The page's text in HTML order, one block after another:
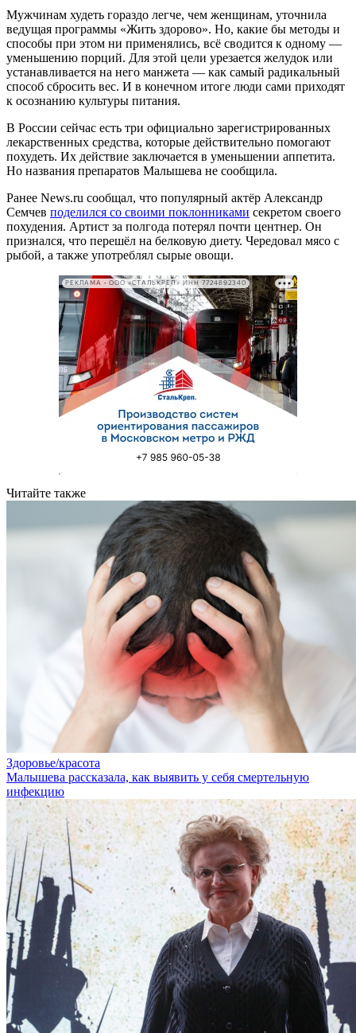
Мужчинам худеть гораздо легче, чем женщинам, уточнила
ведущая программы «Жить здорово». Но, какие бы методы и
способы при этом ни применялись, всё сводится к одному —
уменьшению порций. Для этой цели урезается желудок или
устанавливается на него манжета — как самый радикальный
способ сбросить вес. И в конечном итоге люди сами приходят
к осознанию культуры питания.
В России сейчас есть три официально зарегистрированных
лекарственных средства, которые действительно помогают
похудеть. Их действие заключается в уменьшении аппетита.
Но названия препаратов Малышева не сообщила.
Ранее News.ru сообщал, что популярный актёр Александр
Семчев поделился со своими поклонниками секретом своего
похудения. Артист за полгода потерял почти центнер. Он
признался, что перешёл на белковую диету. Чередовал мясо с
рыбой, а также употреблял сырые овощи.
РЕКЛАМА • ООО «СТАЛЬКРЕП» ИНН 7724892340
Читайте также
Здоровье/красота
Малышева рассказала, как выявить у себя смертельную
инфекцию